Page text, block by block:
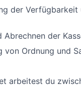
der Verfügbarkeit
Abrechnen der
von Ordnung und
arbeitest du